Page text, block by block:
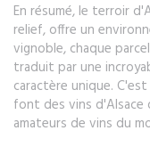
En résumé, le terroir
relief, offre un
vignoble, chaque
traduit par une
caractère unique.
font des vins d'Alsace
amateurs de vins du